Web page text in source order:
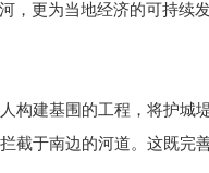
，更为当地经济的可持续
构建基围的工程，将护城
截于南边的河道。这既完